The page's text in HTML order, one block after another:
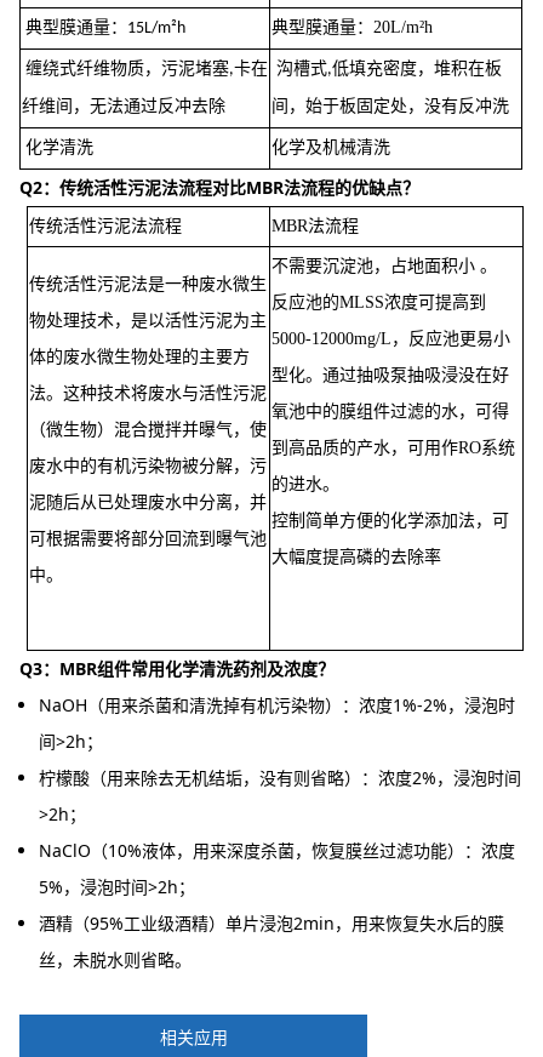
典型膜通量：15L/m²h 典型膜通量：20L/m²h
缠绕式纤维物质，污泥堵塞,卡在
纤维间，无法通过反冲去除
沟槽式,低填充密度，堆积在板
间，始于板固定处，没有反冲洗
化学清洗 化学及机械清洗
Q2：传统活性污泥法流程对比MBR法流程的优缺点？
传统活性污泥法流程 MBR法流程
传统活性污泥法是一种废水微生
物处理技术，是以活性污泥为主
体的废水微生物处理的主要方
法。这种技术将废水与活性污泥
（微生物）混合搅拌并曝气，使
废水中的有机污染物被分解，污
泥随后从已处理废水中分离，并
可根据需要将部分回流到曝气池
中。
不需要沉淀池，占地面积小 。
反应池的MLSS浓度可提高到
5000-12000mg/L，反应池更易小
型化。通过抽吸泵抽吸浸没在好
氧池中的膜组件过滤的水，可得
到高品质的产水，可用作RO系统
的进水。
控制简单方便的化学添加法，可
大幅度提高磷的去除率
Q3：MBR组件常用化学清洗药剂及浓度？
NaOH（用来杀菌和清洗掉有机污染物）：浓度1%-2%，浸泡时
间>2h；
柠檬酸（用来除去无机结垢，没有则省略）：浓度2%，浸泡时间
>2h；
NaClO（10%液体，用来深度杀菌，恢复膜丝过滤功能）：浓度
5%，浸泡时间>2h；
酒精（95%工业级酒精）单片浸泡2min，用来恢复失水后的膜
丝，未脱水则省略。
相关应用